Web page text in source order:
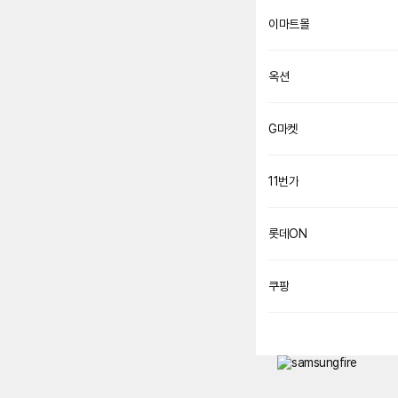
이마트몰
옥션
G마켓
11번가
롯데ON
쿠팡